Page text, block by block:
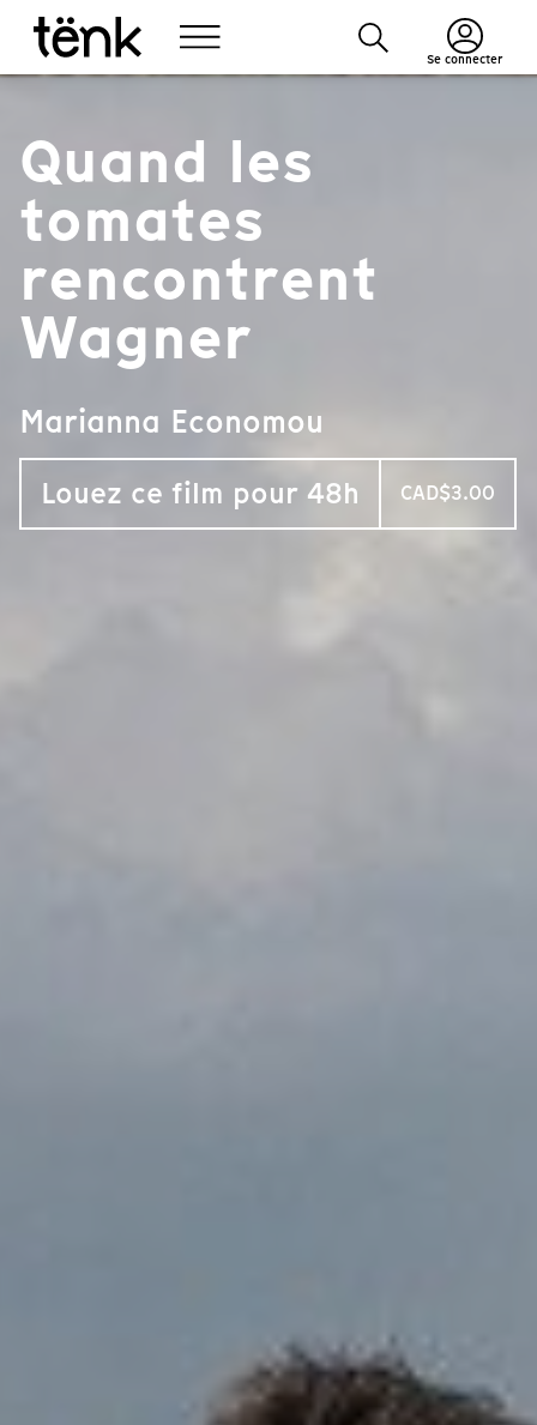
Se connecter
Quand les
tomates
rencontrent
Wagner
Marianna Economou
Louez ce film pour 48h CAD$3.00